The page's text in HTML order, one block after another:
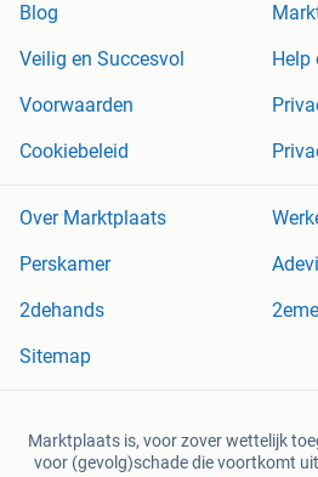
Blog
Veilig en Succesvol
Help
Voorwaarden
Cookiebeleid
Over Marktplaats
Perskamer
2dehands
Sitemap
Marktplaats is, voor zover wettelijk
voor (gevolg)schade die voortkomt